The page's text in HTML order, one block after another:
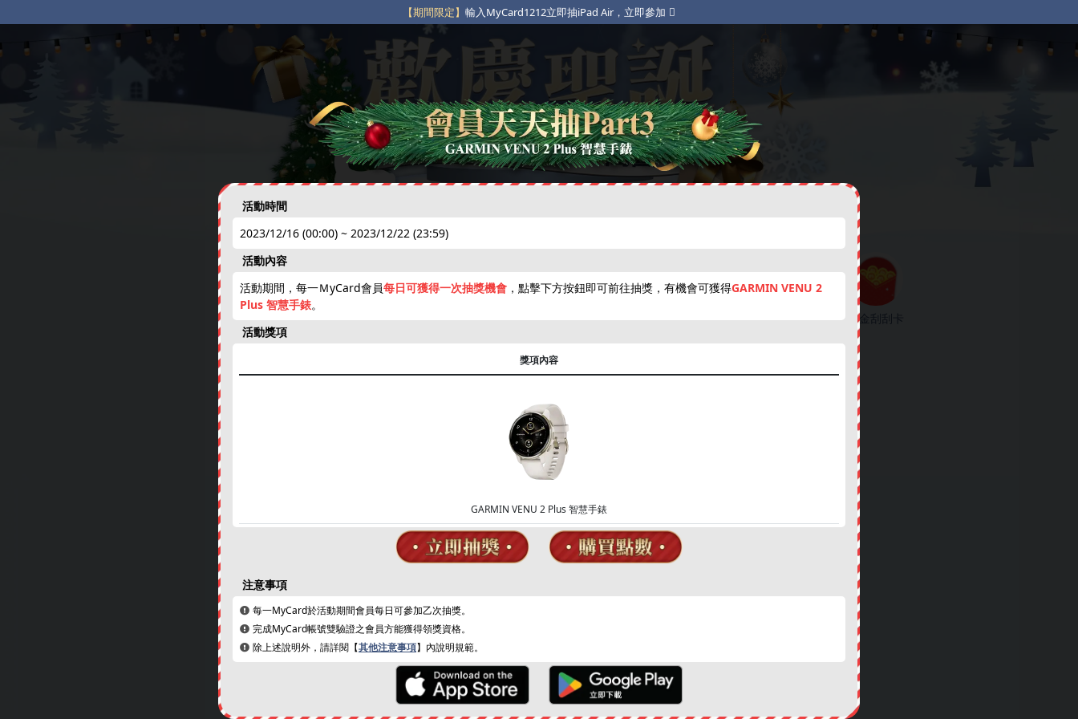
【期間限定】 輸入MyCard1212立即抽iPad Air，立即參加
【粉絲專屬】指定貼文互動抽獎，立即參加
【限定豪禮】不定期限時動態點數補給，立即參加
免費天天抽 下載APP 綁卡禮 娛樂中心 免費虛寶 跨年抽獎券 現金刮刮卡
簽到好禮
活動時間
2023/12/16 (00:00) ~ 2023/12/22 (23:59)
活動內容
活動期間，每一ＭyCard會員每日可獲得一次抽獎機會 ，點擊下方按鈕即可前往抽獎，有機會可獲得GARMIN VENU 2
Plus 智慧手錶。
活動獎項
獎項內容
GARMIN VENU 2 Plus 智慧手錶
注意事項
每一MyCard於活動期間會員每日可參加乙次抽獎。
完成MyCard帳號雙驗證之會員方能獲得領獎資格。
除上述說明外，請詳閱【其他注意事項】內說明規範。